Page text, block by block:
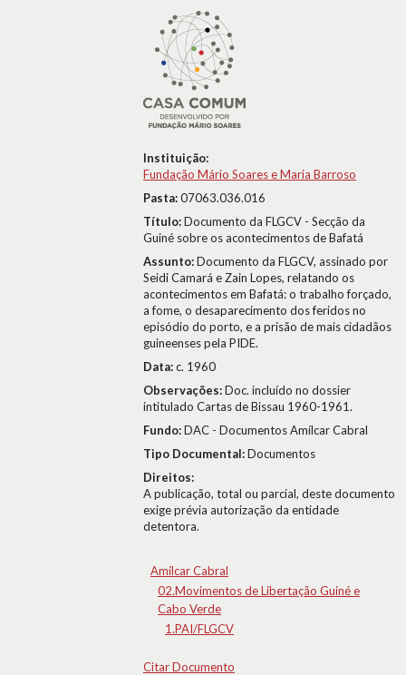
Instituição:
Fundação Mário Soares e Maria Barroso
Pasta:07063.036.016
Título:Documento da FLGCV - Secção da
Guiné sobre os acontecimentos de Bafatá
Assunto:Documento da FLGCV, assinado por
Seidi Camará e Zain Lopes, relatando os
acontecimentos em Bafatá: o trabalho forçado,
a fome, o desaparecimento dos feridos no
episódio do porto, e a prisão de mais cidadãos
guineenses pela PIDE.
Data:c. 1960
Observações:Doc. incluído no dossier
intitulado Cartas de Bissau 1960-1961.
Fundo:DAC - Documentos Amílcar Cabral
Tipo Documental:Documentos
Direitos:
A publicação, total ou parcial, deste documento
exige prévia autorização da entidade
detentora.
Amílcar Cabral
02.Movimentos de Libertação Guiné e
Cabo Verde
1.PAI/FLGCV
Citar Documento